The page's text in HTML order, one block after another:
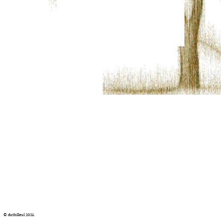
© duthilleul 2026